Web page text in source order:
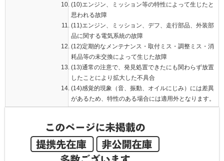
(10)エンジン、ミッション等の特性によって生じたと
思われる故障
(11)エンジン、ミッション、デフ、走行部品、外装部
品に関する電気系統の故障
(12)定期的なメンテナンス・取付ミス・調整ミス・消
耗品等の未交換によって生じた故障
(13)通常の注意で、発見処置できたにも関わらず放置
したことにより拡大した不具合
(14)感覚的現象（音、振動、オイルにじみ）には差異
があるため、特性のある場合には適用外となります。